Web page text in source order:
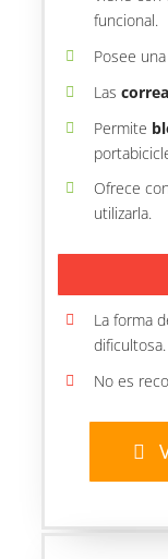
funcional.
Posee una
Las
Permite
Ofrece
utilizarla.
La forma
dificultosa.
No es